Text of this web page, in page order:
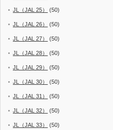
JL（JAL 25） (50)
JL（JAL 26） (50)
JL（JAL 27） (50)
JL（JAL 28） (50)
JL（JAL 29） (50)
JL（JAL 30） (50)
JL（JAL 31） (50)
JL（JAL 32） (50)
JL（JAL 33） (50)